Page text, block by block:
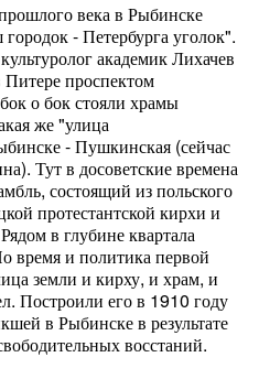
века в Рыбинске
- Петербурга уголок".
академик Лихачев
проспектом
о бок стояли храмы
же "улица
- Пушкинская (сейчас
Тут в досоветские времена
состоящий из польского
протестантской кирхи и
в глубине квартала
время и политика первой
земли и кирху, и храм, и
Построили его в 1910 году
в Рыбинске в результате
восстаний.